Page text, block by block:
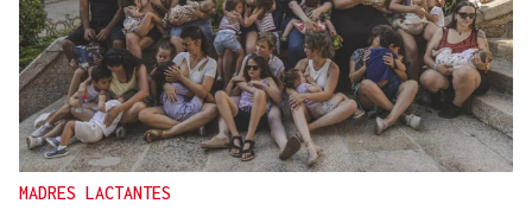
MADRES LACTANTES